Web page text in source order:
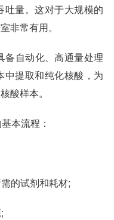
量。这对于大规模的
非常有用。
自动化、高通量处理
提取和纯化核酸，为
酸样本。
本流程：
的试剂和耗材;